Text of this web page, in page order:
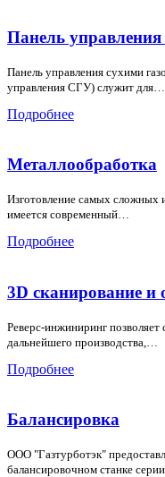
Панель
Панель управления сухими
управления СГУ) служит для…
Подробнее
Металлообработка
Изготовление самых сложных
имеется современный…
Подробнее
3D сканирование и
Реверс-инжиниринг
дальнейшего производства,…
Подробнее
Балансировка
ООО "Газтурботэк"
балансировочном станке